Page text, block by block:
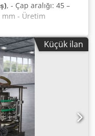
, - Çap aralığı: 45 –
mm - Üretim
Dedpfx Aevy
/ formatı mevcuttur.
Küçük ilan